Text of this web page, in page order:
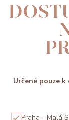
Určené pouze
Praha - Malá